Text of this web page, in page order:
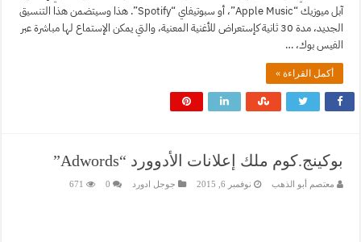
آبل ميوزيك “Apple Music”، أو سبوتيفاي “Spotify”. هذا وسيتضمن هذا التنسيق
الجديد، مدة 30 ثانية كإستعراض للأغنية المعنية، والتي يمكن الإستماع لها مباشرة عبر
الفيس بوك، …
أكمل القراءة »
بوكينج.كوم ملك إعلانات الأدوورد “Adwords”
معتصم أبو الذهب نوفمبر 6, 2015 جوجل ادورد 0
671